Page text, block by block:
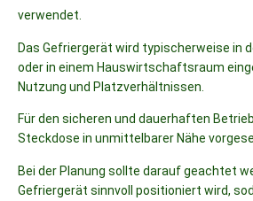
verwendet.
Das Gefriergerät wird typischerweise in
oder in einem Hauswirtschaftsraum
Nutzung und Platzverhältnissen.
Für den sicheren und dauerhaften
Steckdose in unmittelbarer Nähe
Bei der Planung sollte darauf geachtet
Gefriergerät sinnvoll positioniert wird,